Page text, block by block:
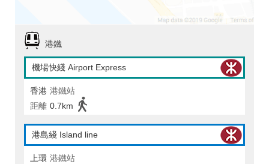
港鐵
機場快綫 Airport Express
香港 港鐵站
距離 0.7km
港島綫 Island line
上環 港鐵站